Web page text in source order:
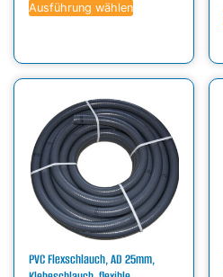
Ausführung wählen
PVC Flexschlauch, AD 25mm,